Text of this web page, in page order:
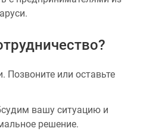
Позвоните или оставьте
вашу ситуацию и
решение.